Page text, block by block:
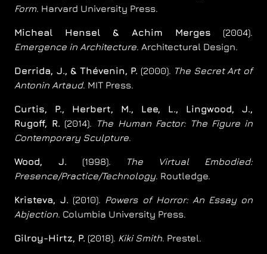
Form. Harvard University Press.
Micheal Hensel & Achim Merges (2004).
Emergence in Architecture. Architectural Design.
Derrida, J., & Thévenin, P. (2000). The Secret Art of
Antonin Artaud. MIT Press.
Curtis, P., Herbert, M., Lee, L., Lingwood, J.,
Rugoff, R. (2014).
The Human Factor: The Figure in
Contemporary Sculpture.
Wood, J. (1998).
The Virtual Embodied:
Presence/Practice/Technology. Routledge.
Kristeva, J. (2010). Powers of Horror: An Essay on
Abjection. Columbia University Press.
Gilroy-Hirtz, P. (2018). Kiki Smith. Prestel.